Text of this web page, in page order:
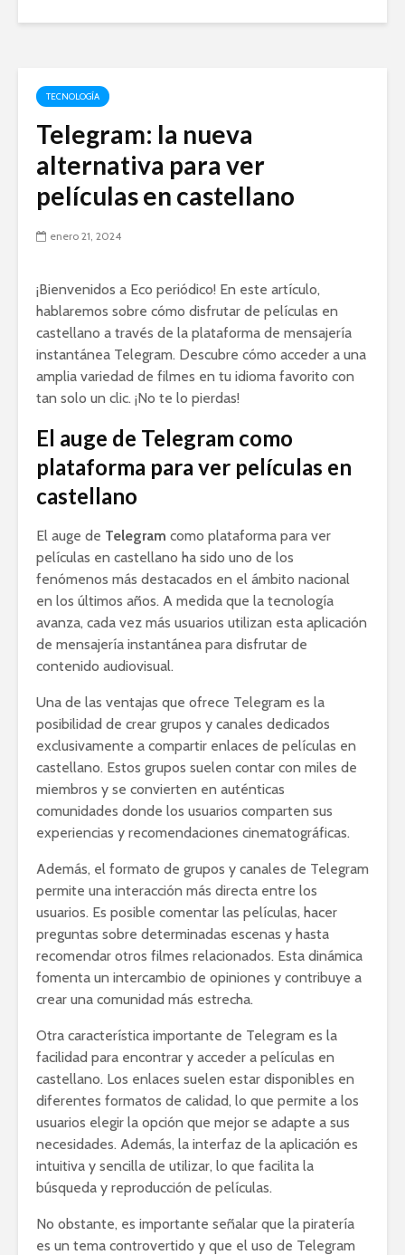
TECNOLOGÍA
Telegram: la nueva
alternativa para ver
películas en castellano
enero 21, 2024
¡Bienvenidos a Eco periódico! En este artículo,
hablaremos sobre cómo disfrutar de películas en
castellano a través de la plataforma de mensajería
instantánea Telegram. Descubre cómo acceder a una
amplia variedad de filmes en tu idioma favorito con
tan solo un clic. ¡No te lo pierdas!
El auge de Telegram como
plataforma para ver películas en
castellano
El auge de Telegram como plataforma para ver
películas en castellano ha sido uno de los
fenómenos más destacados en el ámbito nacional
en los últimos años. A medida que la tecnología
avanza, cada vez más usuarios utilizan esta aplicación
de mensajería instantánea para disfrutar de
contenido audiovisual.
Una de las ventajas que ofrece Telegram es la
posibilidad de crear grupos y canales dedicados
exclusivamente a compartir enlaces de películas en
castellano. Estos grupos suelen contar con miles de
miembros y se convierten en auténticas
comunidades donde los usuarios comparten sus
experiencias y recomendaciones cinematográficas.
Además, el formato de grupos y canales de Telegram
permite una interacción más directa entre los
usuarios. Es posible comentar las películas, hacer
preguntas sobre determinadas escenas y hasta
recomendar otros filmes relacionados. Esta dinámica
fomenta un intercambio de opiniones y contribuye a
crear una comunidad más estrecha.
Otra característica importante de Telegram es la
facilidad para encontrar y acceder a películas en
castellano. Los enlaces suelen estar disponibles en
diferentes formatos de calidad, lo que permite a los
usuarios elegir la opción que mejor se adapte a sus
necesidades. Además, la interfaz de la aplicación es
intuitiva y sencilla de utilizar, lo que facilita la
búsqueda y reproducción de películas.
No obstante, es importante señalar que la piratería
es un tema controvertido y que el uso de Telegram